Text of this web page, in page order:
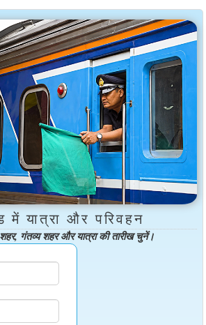
में यात्रा और परिवहन
गंतव्य शहर और यात्रा की तारीख चुनें।